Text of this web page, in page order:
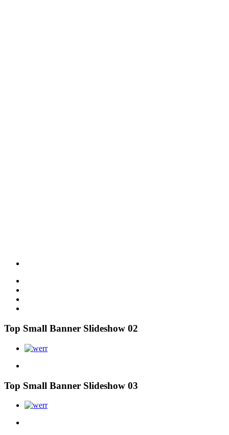
Top Small Banner Slideshow 02
Top Small Banner Slideshow 03